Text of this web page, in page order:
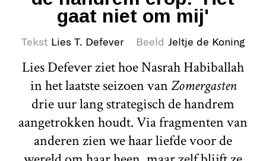
gaat niet om mij'
Tekst Lies T. Defever Beeld Jeltje de Koning
Lies Defever ziet hoe Nasrah Habiballah
in het laatste seizoen vanZomergasten
drie uur lang strategisch de handrem
aangetrokken houdt. Via fragmenten van
anderen zien we haar liefde voor de